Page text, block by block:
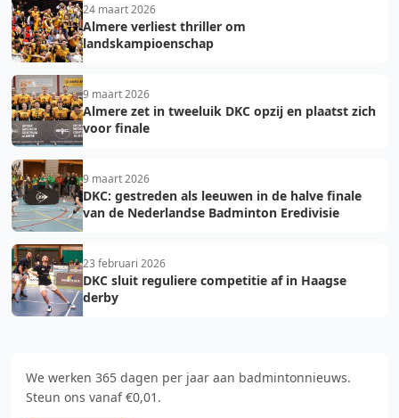
24 maart 2026
Almere verliest thriller om
landskampioenschap
9 maart 2026
Almere zet in tweeluik DKC opzij en plaatst zich
voor finale
9 maart 2026
DKC: gestreden als leeuwen in de halve finale
van de Nederlandse Badminton Eredivisie
23 februari 2026
DKC sluit reguliere competitie af in Haagse
derby
We werken 365 dagen per jaar aan badmintonnieuws.
Steun ons vanaf €0,01.